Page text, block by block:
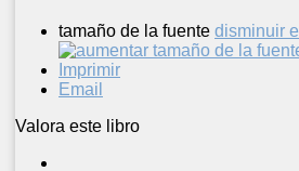
tamaño de la fuente disminuir
Imprimir
Email
Valora este libro